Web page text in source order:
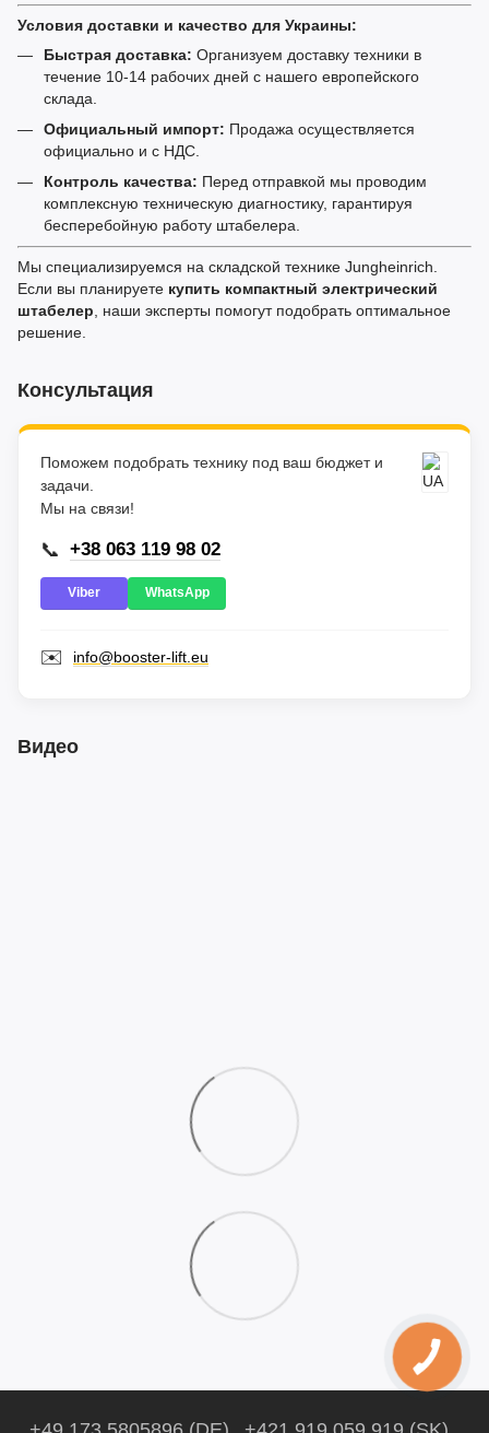
Условия доставки и качество для Украины:
Быстрая доставка: Организуем доставку техники в
течение 10-14 рабочих дней с нашего европейского
склада.
Официальный импорт: Продажа осуществляется
официально и с НДС.
Контроль качества: Перед отправкой мы проводим
комплексную техническую диагностику, гарантируя
бесперебойную работу штабелера.
Мы специализируемся на складской технике Jungheinrich.
Если вы планируете купить компактный электрический
штабелер , наши эксперты помогут подобрать оптимальное
решение.
Консультация
Поможем подобрать технику под ваш бюджет и
задачи.
Мы на связи!
📞 +38 063 119 98 02
Viber WhatsApp
✉️ info@booster-lift.eu
Видео